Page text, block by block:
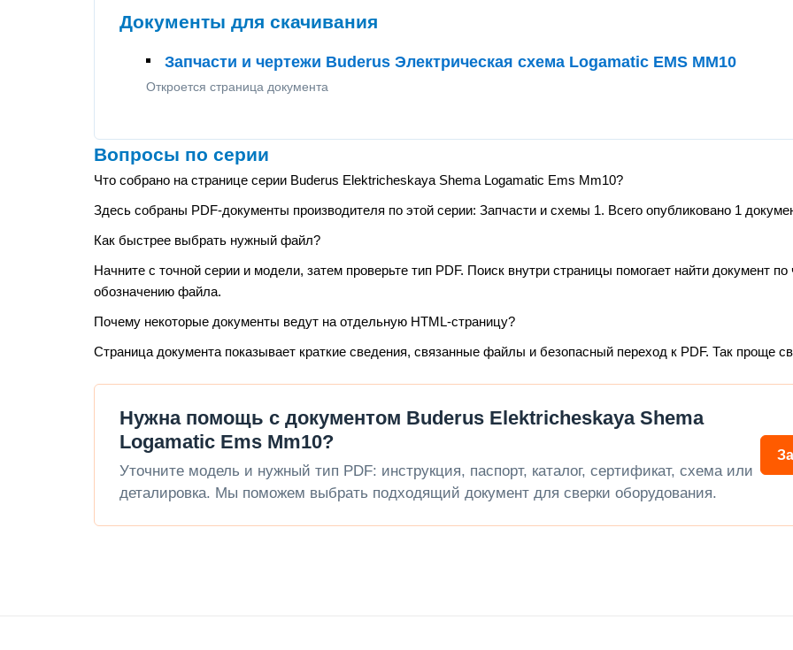
Документы для скачивания
Запчасти и чертежи Buderus Электрическая схема Logamatic EMS MM10
Откроется страница документа
Вопросы по серии
Что собрано на странице серии Buderus Elektricheskaya Shema Logamatic Ems Mm10?
Здесь собраны PDF-документы производителя по этой серии: Запчасти и схемы 1. Всего опубликовано 1
Как быстрее выбрать нужный файл?
Начните с точной серии и модели, затем проверьте тип PDF. Поиск внутри страницы помогает найти документ
обозначению файла.
Почему некоторые документы ведут на отдельную HTML-страницу?
Страница документа показывает краткие сведения, связанные файлы и безопасный переход к PDF. Так проще
Нужна помощь с документом Buderus Elektricheskaya Shema
Logamatic Ems Mm10?
Уточните модель и нужный тип PDF: инструкция, паспорт, каталог, сертификат, схема или
деталировка. Мы поможем выбрать подходящий документ для сверки оборудования.